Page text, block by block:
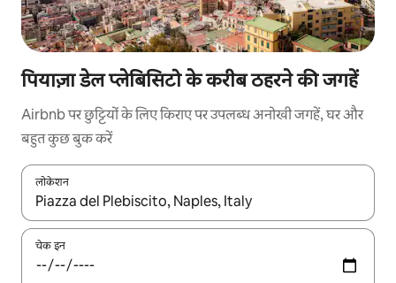
पियाज़ा डेल प्लेबिसिटो के करीब ठहरने की जगहें
Airbnb पर छुट्टियों के लिए किराए पर उपलब्ध अनोखी जगहें, घर और
बहुत कुछ बुक करें
लोकेशन
नतीजों के उपलब्ध होने पर, अप और डाउन 'ऐरो की' का इस्तेमाल करके नेविगेट
चेक इन